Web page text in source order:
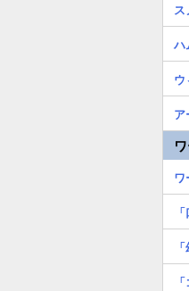
ハ
ワ